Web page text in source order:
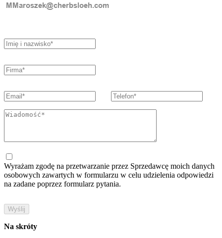
Wyrażam zgodę na przetwarzanie przez Sprzedawcę moich danych
osobowych zawartych w formularzu w celu udzielenia odpowiedzi
na zadane poprzez formularz pytania.
Na skróty